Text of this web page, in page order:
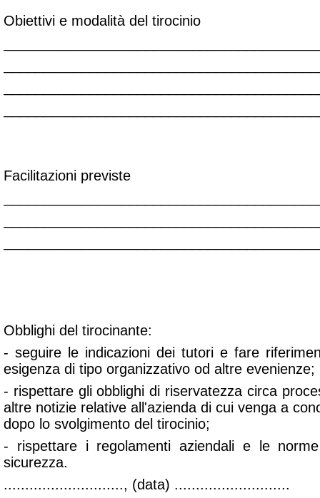
Obiettivi e modalità del tirocinio
Facilitazioni previste
Obblighi del tirocinante:
- seguire le indicazioni dei tutori e fare
esigenza di tipo organizzativo od altre evenienze;
- rispettare gli obblighi di riservatezza circa
altre notizie relative all'azienda di cui venga a
dopo lo svolgimento del tirocinio;
- rispettare i regolamenti aziendali e le
sicurezza.
............................, (data) ...........................